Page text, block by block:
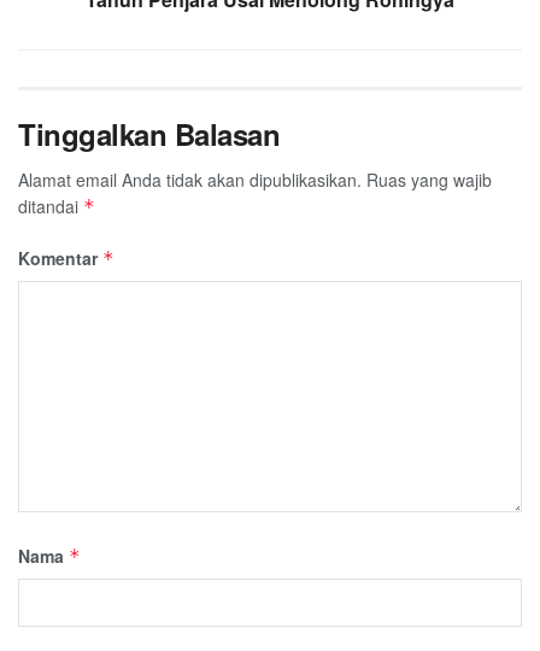
Tinggalkan Balasan
Alamat email Anda tidak akan dipublikasikan. Ruas yang wajib
ditandai *
Komentar *
Nama *